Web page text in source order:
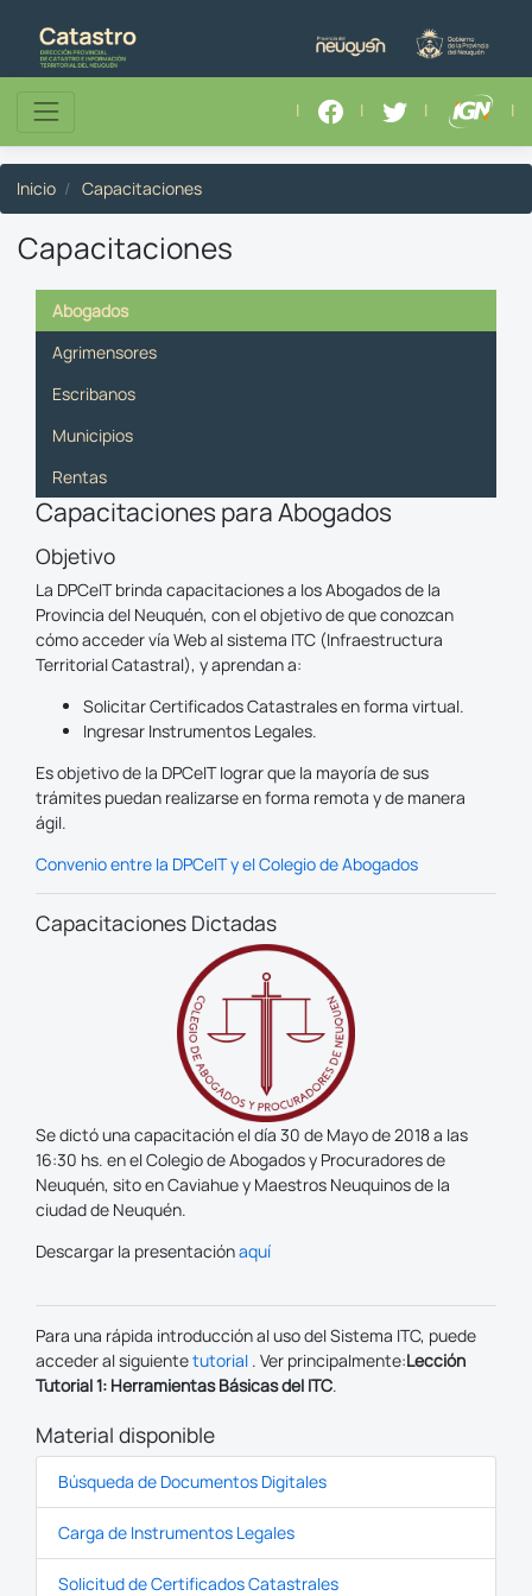
| | | |
Inicio Capacitaciones
Capacitaciones
Abogados
Agrimensores
Escribanos
Municipios
Rentas
Capacitaciones para Abogados
Objetivo
La DPCeIT brinda capacitaciones a los Abogados de la
Provincia del Neuquén, con el objetivo de que conozcan
cómo acceder vía Web al sistema ITC (Infraestructura
Territorial Catastral), y aprendan a:
Solicitar Certificados Catastrales en forma virtual.
Ingresar Instrumentos Legales.
Es objetivo de la DPCeIT lograr que la mayoría de sus
trámites puedan realizarse en forma remota y de manera
ágil.
Convenio entre la DPCeIT y el Colegio de Abogados
Capacitaciones Dictadas
Se dictó una capacitación el día 30 de Mayo de 2018 a las
16:30 hs. en el Colegio de Abogados y Procuradores de
Neuquén, sito en Caviahue y Maestros Neuquinos de la
ciudad de Neuquén.
Descargar la presentaciónaquí
Para una rápida introducción al uso del Sistema ITC, puede
acceder al siguientetutorial . Ver principalmente:Lección
Tutorial 1: Herramientas Básicas del ITC.
Material disponible
Búsqueda de Documentos Digitales
Carga de Instrumentos Legales
Solicitud de Certificados Catastrales